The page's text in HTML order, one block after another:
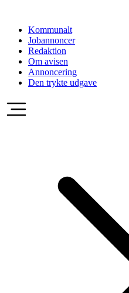
indholdKommunalt
Jobannoncer
Redaktion
Om avisen
Annoncering
Den trykte udgave